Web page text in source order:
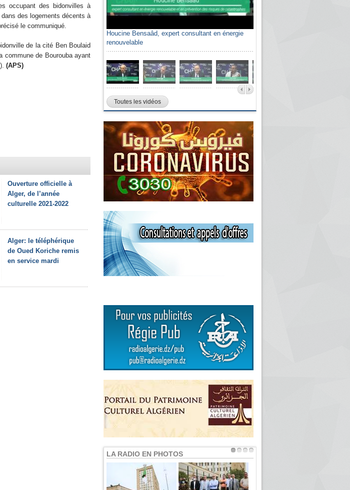
occupant des bidonvilles à
des logements décents à
le communiqué.
de la cité Ben Boulaid
commune de Bourouba ayant
(APS)
Ouverture officielle à
Alger, de l’année
culturelle 2021-2022
Alger: le téléphérique
de Oued Koriche remis
en service mardi
Houcine Bensaâd, expert consultant en énergie
renouvelable
Toutes les vidéos
LA RADIO EN PHOTOS